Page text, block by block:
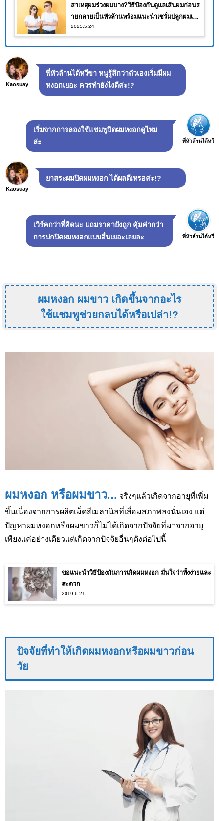
สาเหตุผมร่วงผมบาง?วิธีป้องกันดูแลเส้นผมก่อนส
ายกลายเป็นหัวล้านพร้อมแนะนำเซรั่มปลูกผมเห็น
ผลจนคุณต้องอึ้ง!!
2025.5.24
Kaosuay
พี่หัวล้านได้หวีขา หนูรู้สึกว่าตัวเองเริ่มมีผม
หงอกเยอะ ควรทำยังไงดีค่ะ!?
พี่หัวล้านได้หวี
เริ่มจากการลองใช้แชมพูปิดผมหงอกดูไหม
ล่ะ
Kaosuay
ยาสระผมปิดผมหงอก ได้ผลดีเหรอค่ะ!?
พี่หัวล้านได้หวี
เวิร์คกว่าที่คิดนะ แถมราคายังถูก คุ้มค่ากว่า
การปกปิดผมหงอกแบบอื่นเยอะเลยละ
ผมหงอก ผมขาว เกิดขึ้นจากอะไร
ใช้แชมพูช่วยกลบได้หรือเปล่า!?
ผมหงอก หรือผมขาว... จริงๆแล้วเกิดจากอายุที่เพิ่ม
ขึ้นเนื่องจากการผลิตเม็ดสีเมลานิลที่เสื่อมสภาพลงนั่นเอง แต่
ปัญหาผมหงอกหรือผมขาวก็ไม่ได้เกิดจากปัจจัยที่มาจากอายุ
เพียงแค่อย่างเดียวแต่เกิดจากปัจจัยอื่นๆดังต่อไปนี้
ขอแนะนำวิธีป้องกันการเกิดผมหงอก มั่นใจว่าทั้งง่ายและ
สะดวก
2019.6.21
ปัจจัยที่ทำให้เกิดผมหงอกหรือผมขาวก่อน
วัย